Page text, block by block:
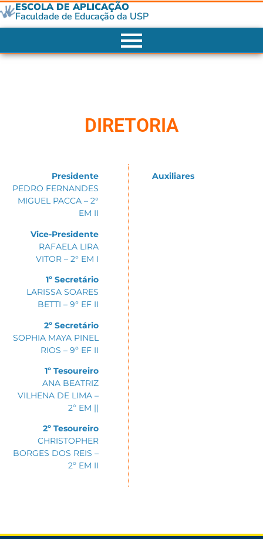
ESCOLA DE APLICAÇÃO
Faculdade de Educação da USP
DIRETORIA
Presidente
PEDRO FERNANDES
MIGUEL PACCA – 2°
EM II
Vice-Presidente
RAFAELA LIRA
VITOR – 2° EM I
1º Secretário
LARISSA SOARES
BETTI – 9° EF II
2º Secretário
SOPHIA MAYA PINEL
RIOS – 9º EF II
1º Tesoureiro
ANA BEATRIZ
VILHENA DE LIMA –
2º EM ||
2º Tesoureiro
CHRISTOPHER
BORGES DOS REIS –
2º EM II
Auxiliares